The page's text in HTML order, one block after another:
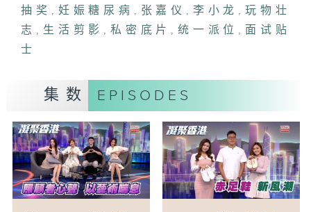
「妊娠糖尿病，可控唔使惊」
妊娠糖尿病是怀孕前没有糖尿病史，但在孕
教大家如何控制饮食、适度运动及监测血
常」
一叠绝迹银幕的私密底片，悄然留住了一代
传奇卸下光环后的真挚面貌。收藏家吴贵龙
倾囊展示多幅李小龙的生活剪影，带大众穿
梭岁月轨迹，细味这位功夫巨星日常的细碎
抽奖 , 妊娠糖尿病 , 张嘉仪 , 李小龙 , 玩物壮
志 , 生活剪影 , 私密底片 , 统一派位 , 面试贴
士
集数 EPISODES